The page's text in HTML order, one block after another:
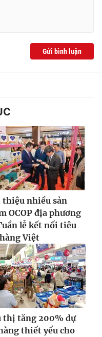
Gửi bình luận
thiệu nhiều sản
OCOP địa phương
lễ kết nối tiêu
Việt
thị tăng 200% dự
thiết yếu cho